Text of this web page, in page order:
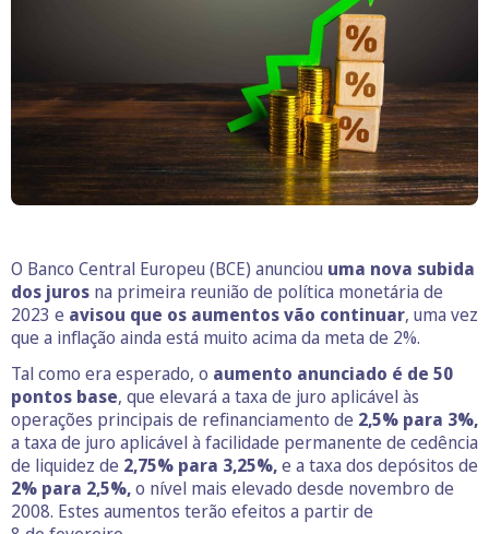
O Banco Central Europeu (BCE) anunciou uma nova subida
dos juros na primeira reunião de política monetária de
2023 e avisou que os aumentos vão continuar, uma vez
que a inflação ainda está muito acima da meta de 2%.
Tal como era esperado, o aumento anunciado é de 50
pontos base, que elevará a taxa de juro aplicável às
operações principais de refinanciamento de 2,5% para 3%,
a taxa de juro aplicável à facilidade permanente de cedência
de liquidez de 2,75% para 3,25%,e a taxa dos depósitos de
2% para 2,5%,o nível mais elevado desde novembro de
2008. Estes aumentos terão efeitos a partir de